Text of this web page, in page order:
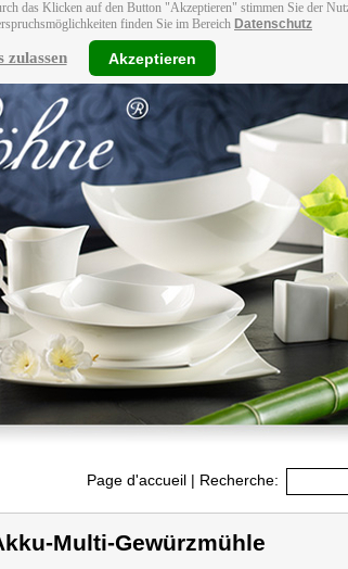
das Klicken auf den Button "Akzeptieren" stimmen Sie der
finden Sie im Bereich Datenschutz
zulassen Akzeptieren
Page d'accueil | Recherche:
Multi-Gewürzmühle